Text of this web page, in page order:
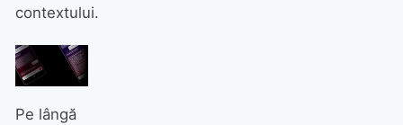
contextului.
Pe lângă